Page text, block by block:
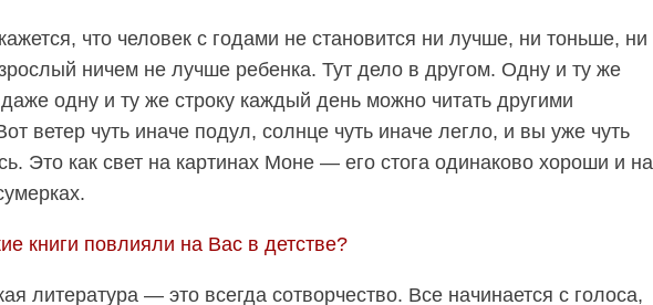
что человек с годами не становится ни лучше, ни тоньше, ни
ничем не лучше ребенка. Тут дело в другом. Одну и ту же
даже одну и ту же строку каждый день можно читать другими
ветер чуть иначе подул, солнце чуть иначе легло, и вы уже чуть
Это как свет на картинах Моне — его стога одинаково хороши и на
книги повлияли на Вас в детстве?
литература — это всегда сотворчество. Все начинается с голоса,